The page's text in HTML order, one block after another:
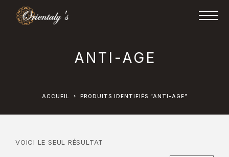
ANTI-AGE
ACCUEIL PRODUITS IDENTIFIÉS “ANTI-AGE”
VOICI LE SEUL RÉSULTAT